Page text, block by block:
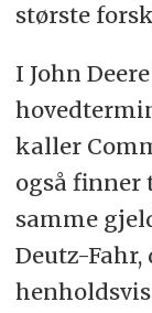
største
I John
kaller
også
samme
Deutz-